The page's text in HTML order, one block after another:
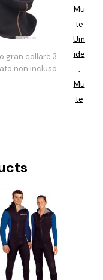
gran collare 3
non incluso
Mu
te
Um
ide
,
Mu
te